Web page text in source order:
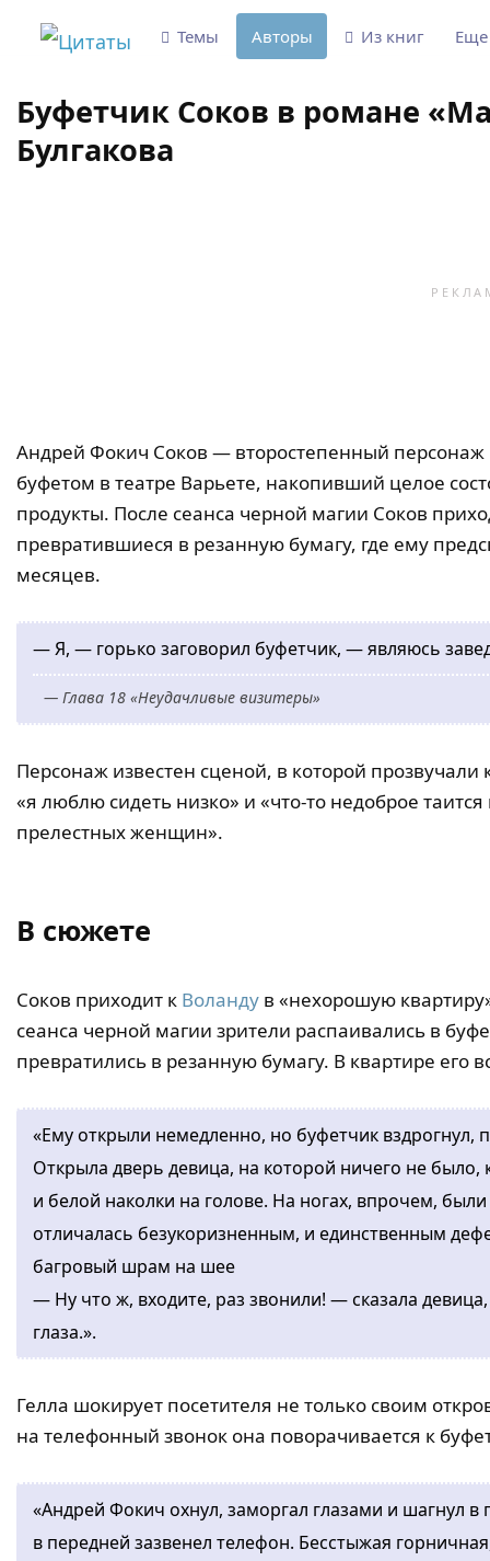
Буфетчик Соков в романе
Булгакова
Андрей Фокич Соков — второстепенный
буфетом в театре Варьете, накопивший целое
продукты. После сеанса черной магии Соков
превратившиеся в резанную бумагу, где ему
месяцев.
— Я, — горько заговорил буфетчик, — являюсь
— Глава 18 «Неудачливые визитеры»
Персонаж известен сценой, в которой
«я люблю сидеть низко» и «что-то недоброе
прелестных женщин».
В сюжете
Соков приходит к Воланду в «нехорошую
сеанса черной магии зрители распаивались в
превратились в резанную бумагу. В квартире его
«Ему открыли немедленно, но буфетчик вздрогнул,
Открыла дверь девица, на которой ничего не было,
и белой наколки на голове. На ногах, впрочем,
отличалась безукоризненным, и единственным
багровый шрам на шее
— Ну что ж, входите, раз звонили! — сказала
глаза.».
Гелла шокирует посетителя не только своим
на телефонный звонок она поворачивается к
«Андрей Фокич охнул, заморгал глазами и шагнул
в передней зазвенел телефон. Бесстыжая
Темы Авторы Из книг